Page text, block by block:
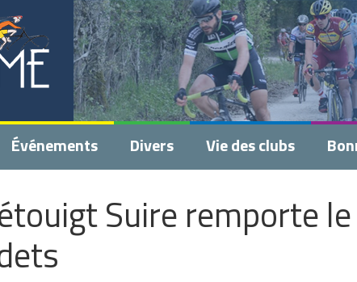
Événements Divers Vie des clubs
Suire remporte